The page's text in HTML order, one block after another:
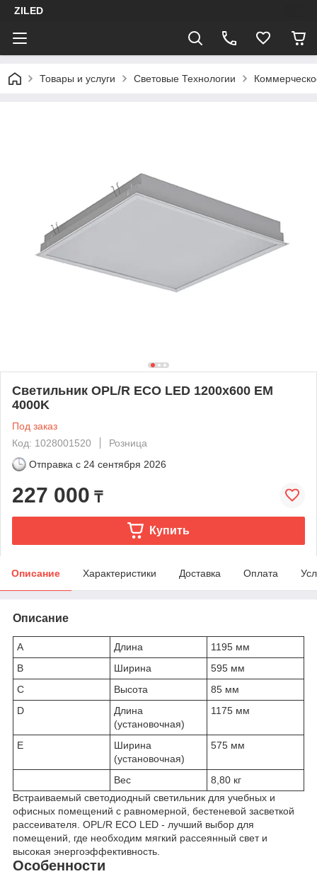
ZILED
Товары и услуги Световые Технологии
Светильник OPL/R ECO LED 1200x600 EM
4000K
Под заказ
Код: 1028001520
Розница
Отправка с 24 сентября 2026
227 000 ₸
Купить
Описание Характеристики Доставка Оплата
Описание
A Длина
1195 мм
B
Ширина
595 мм
C
Высота
85 мм
D
Длина
(установочная)
1175 мм
E
Ширина
(установочная)
575 мм
Вес
8,80 кг
Встраиваемый светодиодный светильник для учебных и
офисных помещений с равномерной, бестеневой засветкой
рассеивателя. OPL/R ECO LED - лучший выбор для
помещений, где необходим мягкий рассеянный свет и
высокая энергоэффективность.
Особенности